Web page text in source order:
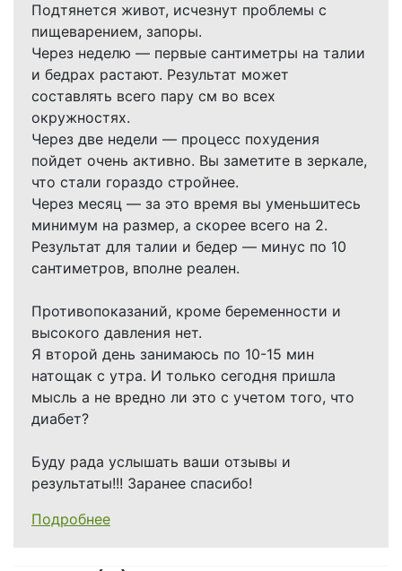
Подтянется живот, исчезнут проблемы с
пищеварением, запоры.
Через неделю — первые сантиметры на талии
и бедрах растают. Результат может
составлять всего пару см во всех
окружностях.
Через две недели — процесс похудения
пойдет очень активно. Вы заметите в зеркале,
что стали гораздо стройнее.
Через месяц — за это время вы уменьшитесь
минимум на размер, а скорее всего на 2.
Результат для талии и бедер — минус по 10
сантиметров, вполне реален.
Противопоказаний, кроме беременности и
высокого давления нет.
Я второй день занимаюсь по 10-15 мин
натощак с утра. И только сегодня пришла
мысль а не вредно ли это с учетом того, что
диабет?
Буду рада услышать ваши отзывы и
результаты!!! Заранее спасибо!
Подробнее